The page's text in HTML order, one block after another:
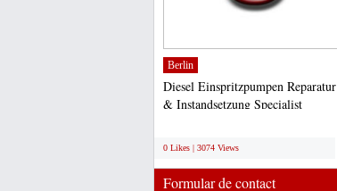
Berlin
Diesel Einspritzpumpen Reparatur
& Instandsetzung Specialist
0 Likes | 3074 Views
Formular de contact